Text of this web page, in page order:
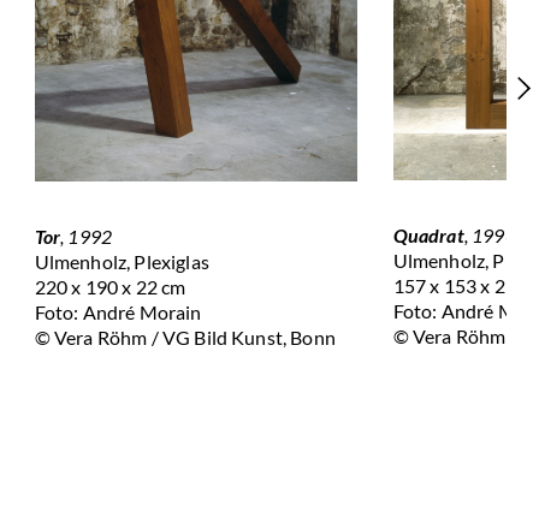
Tor , 1992
Ulmenholz, Plexiglas
220 x 190 x 22 cm
Foto: André Morain
© Vera Röhm / VG Bild Kunst, Bonn
Quadrat, 1996
Ulmenholz,
157 x 153 x 21
Foto: André
© Vera Röhm /